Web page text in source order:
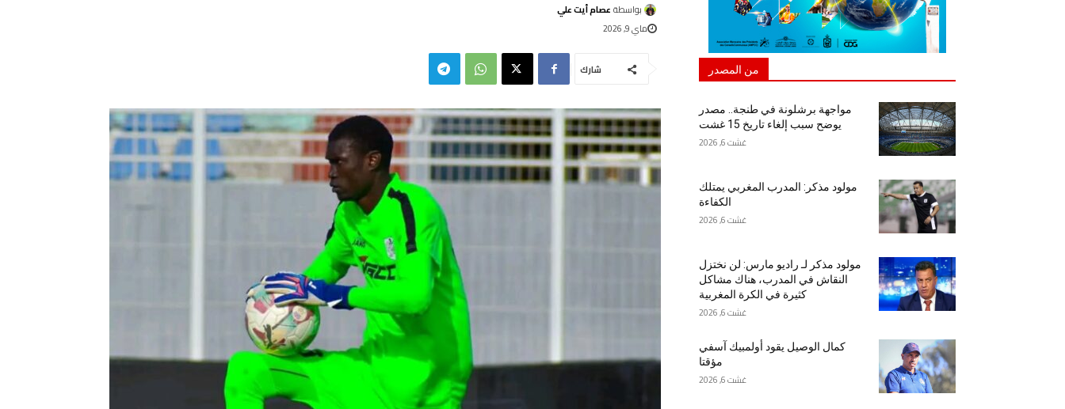
بواسطة عصام أيت علي
ماي 9, 2026
شارك من المصدر
مواجهة برشلونة في طنجة.. مصدر
يوضح سبب إلغاء تاريخ 15 غشت
غشت 6, 2026
مولود مذكر: المدرب المغربي يمتلك
الكفاءة
غشت 6, 2026
مولود مذكر لـ راديو مارس: لن نختزل
النقاش في المدرب، هناك مشاكل
كثيرة في الكرة المغربية
غشت 6, 2026
كمال الوصيل يقود أولمبيك آسفي
مؤقتا
غشت 6, 2026